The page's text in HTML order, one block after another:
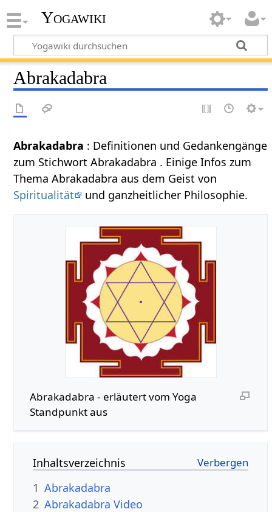
Yogawiki
Abrakadabra
Abrakadabra : Definitionen und Gedankengänge
zum Stichwort Abrakadabra . Einige Infos zum
Thema Abrakadabra aus dem Geist von
Spiritualität
und ganzheitlicher Philosophie.
Abrakadabra - erläutert vom Yoga
Standpunkt aus
Inhaltsverzeichnis
1 Abrakadabra
2 Abrakadabra Video